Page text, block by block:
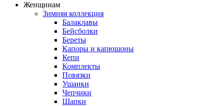
Женщинам
Зимняя коллекция
Балаклавы
Бейсболки
Береты
Капоры и капюшоны
Кепи
Комплекты
Повязки
Ушанки
Чепчики
Шапки